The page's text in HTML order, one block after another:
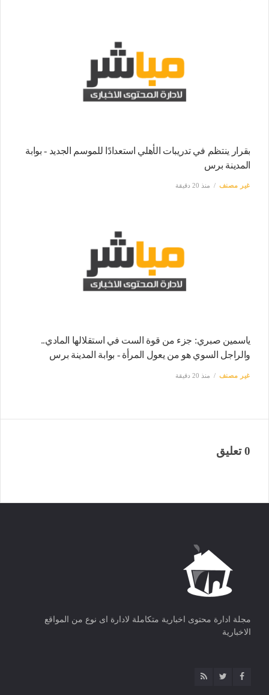
بقرار ينتظم في تدريبات الأهلي استعدادًا للموسم الجديد - بوابة
المدينة برس
غير مصنف منذ 20 دقيقة
ياسمين صبري: جزء من قوة الست في استقلالها المادي..
والراجل السوي هو من يعول المرأة - بوابة المدينة برس
غير مصنف منذ 20 دقيقة
0 تعليق
مجلة ادارة محتوى اخبارية متكاملة لادارة اى نوع من المواقع
الاخبارية